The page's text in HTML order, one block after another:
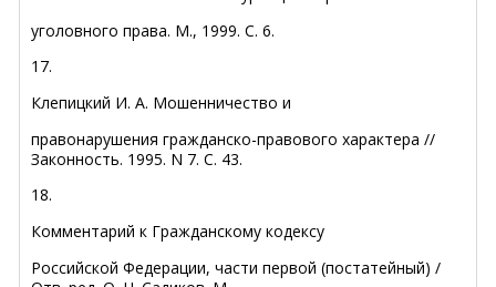
уголовного права. М., 1999. С. 6.
17.
Клепицкий И. А. Мошенничество и
правонарушения гражданско-правового характера //
Законность. 1995. N 7. С. 43.
18.
Комментарий к Гражданскому кодексу
Российской Федерации, части первой (постатейный) /